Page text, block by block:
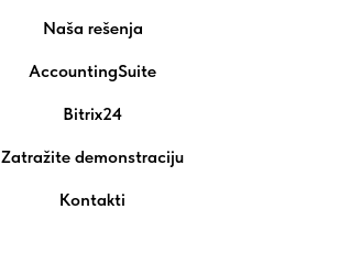
Naša rešenja
AccountingSuite
Bitrix24
Zatražite demonstraciju
Kontakti